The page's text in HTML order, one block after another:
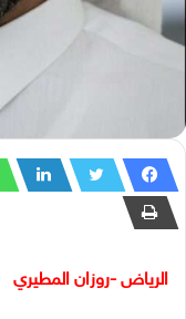
الرياض -روزان المطيري